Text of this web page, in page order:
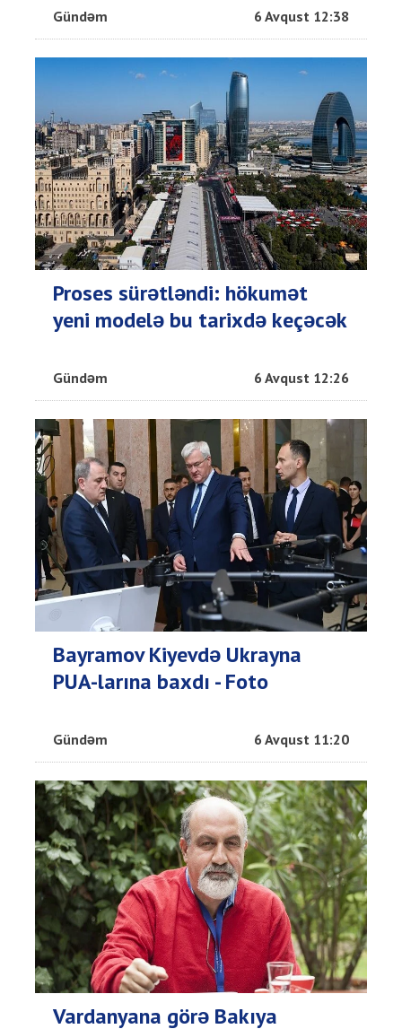
Gündəm 6 Avqust 12:38
Proses sürətləndi: hökumət
yeni modelə bu tarixdə keçəcək
Gündəm 6 Avqust 12:26
Bayramov Kiyevdə Ukrayna
PUA-larına baxdı - Foto
Gündəm 6 Avqust 11:20
Vardanyana görə Bakıya